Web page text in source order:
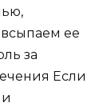
ее
за
Если